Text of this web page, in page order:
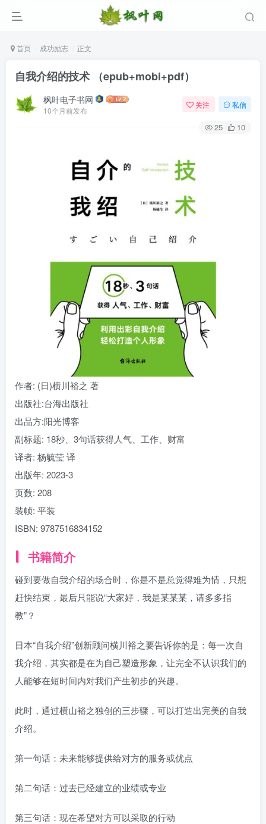
首页 成功励志 正文
自我介绍的技术 （epub+mobi+pdf）
枫叶电子书网
10个月前发布
关注 私信
25 10
作者: (日)横川裕之 著
出版社:台海出版社
出品方:阳光博客
副标题: 18秒、3句话获得人气、工作、财富
译者: 杨毓莹 译
出版年: 2023-3
页数: 208
装帧: 平装
ISBN: 9787516834152
书籍简介
碰到要做自我介绍的场合时，你是不是总觉得难为情，只想
赶快结束，最后只能说“大家好，我是某某某，请多多指
教”？
日本“自我介绍”创新顾问横川裕之要告诉你的是：每一次自
我介绍，其实都是在为自己塑造形象，让完全不认识我们的
人能够在短时间内对我们产生初步的兴趣。
此时，通过横山裕之独创的三步骤，可以打造出完美的自我
介绍。
第一句话：未来能够提供给对方的服务或优点
第二句话：过去已经建立的业绩或专业
第三句话：现在希望对方可以采取的行动
登录
没有账号？立即注册
登录密码
记住登录 找回密码|
登录
社交账号登录